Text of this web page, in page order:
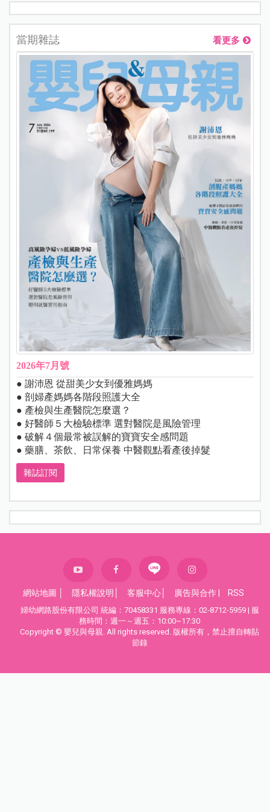
當期雜誌 看更多
2026年7月號
● 謝沛恩 從甜美少女到優雅媽媽
● 剖婦產媽媽各階段照護大全
● 產檢與生產醫院怎麼選？
● 好醫師５大檢驗標準 選對醫院是風險管理
● 破解４個最常被誤解的寶寶安全感問題
● 藥膳、茶飲、日常保養 中醫觀點看產後掉髮
雜誌訂閱
網站地圖 隱私權說明 客服中心 廣告與合作 RSS
婦幼網路股份有限公司 統編：70458331 服務專線：02-8712-5959 | 服
務時間：週一～週五：10:00~17:30
Copyright © 嬰兒與母親. All rights reserved. 版權所有，禁止擅自轉貼
節錄